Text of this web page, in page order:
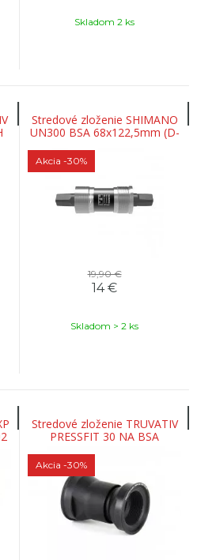
Skladom 2 ks
Stredové zloženie SHIMANO
UN300 BSA 68x122,5mm (D-
Akcia -30%
19,90 €
14 €
Skladom > 2 ks
Stredové zloženie TRUVATIV
PRESSFIT 30 NA BSA
Akcia -30%